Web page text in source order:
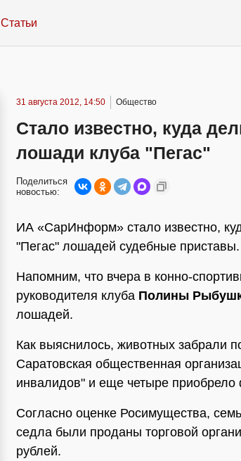
Статьи
31 августа 2012, 14:50 Общество
Стало известно, куда
лошади клуба "Пегас"
Поделиться
новостью:
ИА «СарИнформ» стало известно,
"Пегас" лошадей судебные приставы.
Напомним, что вчера в конно-
руководителя клуба Полины
лошадей.
Как выяснилось, животных забрали
Саратовская общественная
инвалидов" и еще четыре приобрело
Согласно оценке Росимущества,
седла были проданы торговой
рублей.